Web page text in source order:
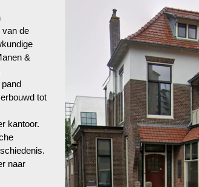
van de
&
tot
kantoor.
naar